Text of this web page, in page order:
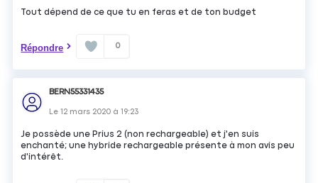
Tout dépend de ce que tu en feras et de ton budget
Répondre 0
BERN55331435
Le12 mars 2020 à19:23
Je possède une Prius 2 (non rechargeable) et j'en suis
enchanté; une hybride rechargeable présente à mon avis peu
d'intérêt.